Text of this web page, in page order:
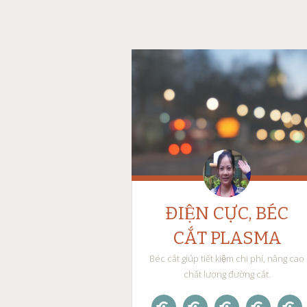
ĐIỆN CỰC, BÉC
CẮT PLASMA
Béc cắt giúp tiết kiệm chi phí, nâng cao
chất lượng đường cắt.